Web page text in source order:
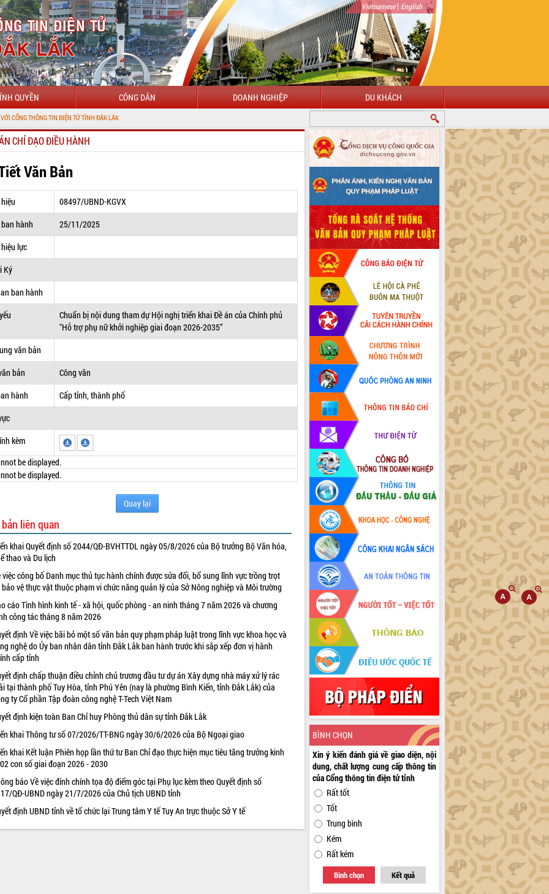
Vietnamese| English
QUYỀN CÔNG DÂN DOANH NGHIỆP DU KHÁCH
TIN ĐIỆN TỬ TỈNH ĐẮK LẮK
CHỈ ĐẠO ĐIỀU HÀNH
Văn Bản
08497/UBND-KGVX
hành
25/11/2025
lực
Ký
ban hành
Chuẩn bị nội dung tham dự Hội nghị triển khai Đề án của Chính phủ
"Hỗ trợ phụ nữ khởi nghiệp giai đoạn 2026-2035”
văn bản
bản
Công văn
hành
Cấp tỉnh, thành phố
kèm
be displayed.
be displayed.
Quay lại
liên quan
khai Quyết định số 2044/QĐ-BVHTTDL ngày 05/8/2026 của Bộ trưởng Bộ Văn hóa,
thao và Du lịch
việc công bố Danh mục thủ tục hành chính được sửa đổi, bổ sung lĩnh vực trồng trọt
bảo vệ thực vật thuộc phạm vi chức năng quản lý của Sở Nông nghiệp và Môi trường
cáo Tình hình kinh tế - xã hội, quốc phòng - an ninh tháng 7 năm 2026 và chương
công tác tháng 8 năm 2026
định Về việc bãi bỏ một số văn bản quy phạm pháp luật trong lĩnh vực khoa học và
nghệ do Ủy ban nhân dân tỉnh Đắk Lắk ban hành trước khi sắp xếp đơn vị hành
cấp tỉnh
định chấp thuận điều chỉnh chủ trương đầu tư dự án Xây dựng nhà máy xử lý rác
tại thành phố Tuy Hòa, tỉnh Phú Yên (nay là phường Bình Kiến, tỉnh Đắk Lắk) của
ty Cổ phần Tập đoàn công nghệ T-Tech Việt Nam
định kiện toàn Ban Chỉ huy Phòng thủ dân sự tỉnh Đắk Lắk
khai Thông tư số 07/2026/TT-BNG ngày 30/6/2026 của Bộ Ngoại giao
khai Kết luận Phiên họp lần thứ tư Ban Chỉ đạo thực hiện mục tiêu tăng trưởng kinh
con số giai đoạn 2026 - 2030
báo Về việc đính chính tọa độ điểm góc tại Phụ lục kèm theo Quyết định số
QĐ-UBND ngày 21/7/2026 của Chủ tịch UBND tỉnh
định UBND tỉnh về tổ chức lại Trung tâm Y tế Tuy An trực thuộc Sở Y tế
BÌNH CHỌN
Xin ý kiến đánh giá về giao diện, nội
dung, chất lượng cung cấp thông tin
của Cổng thông tin điện tử tỉnh
Rất tốt
Tốt
Trung bình
Kém
Rất kém
Bình chọn Kết quả